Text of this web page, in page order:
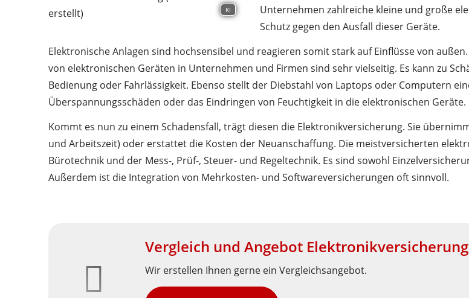
KI
Unternehmen zahlreiche kleine und große
Schutz gegen den Ausfall dieser Geräte.
Elektronische Anlagen sind hochsensibel und reagieren somit stark auf Einflüsse von
von elektronischen Geräten in Unternehmen und Firmen sind sehr vielseitig. Es kann zu
Bedienung oder Fahrlässigkeit. Ebenso stellt der Diebstahl von Laptops oder Computern
Überspannungsschäden oder das Eindringen von Feuchtigkeit in die elektronischen Geräte.
Kommt es nun zu einem Schadensfall, trägt diesen die Elektronikversicherung. Sie
und Arbeitszeit) oder erstattet die Kosten der Neuanschaffung. Die meistversicherten
Bürotechnik und der Mess-, Prüf-, Steuer- und Regeltechnik. Es sind sowohl
Außerdem ist die Integration von Mehrkosten- und Softwareversicherungen oft sinnvoll.
Vergleich und Angebot Elektronikversicherung
Wir erstellen Ihnen gerne ein Vergleichsangebot.